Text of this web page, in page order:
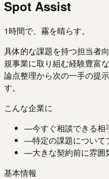
Spot Assist
1時間で、霧を晴らす。
具体的な課題を持つ担当者
規事業に取り組む経験豊富
論点整理から次の一手の提
す。
こんな企業に
—今すぐ相談できる相
—特定の課題について
—大きな契約前に雰囲
基本情報